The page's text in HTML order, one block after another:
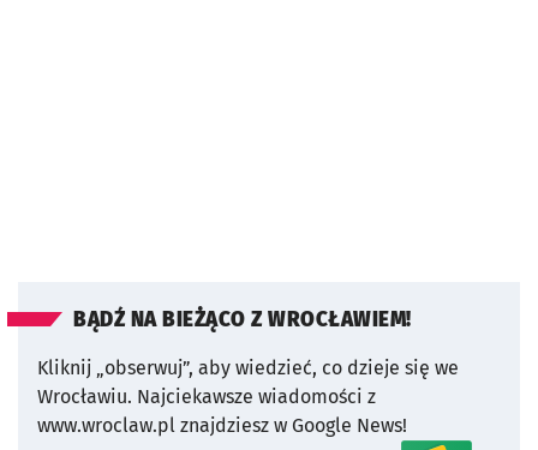
BĄDŹ NA BIEŻĄCO Z WROCŁAWIEM!
Kliknij „obserwuj”, aby wiedzieć, co dzieje się we
Wrocławiu. Najciekawsze wiadomości z
www.wroclaw.pl znajdziesz w Google News!